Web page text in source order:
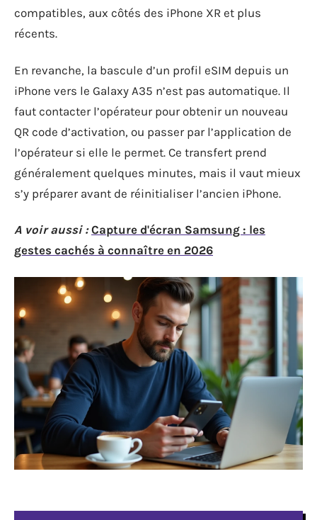
compatibles, aux côtés des iPhone XR et plus
récents.
En revanche, la bascule d’un profil eSIM depuis un
iPhone vers le Galaxy A35 n’est pas automatique. Il
faut contacter l’opérateur pour obtenir un nouveau
QR code d’activation, ou passer par l’application de
l’opérateur si elle le permet. Ce transfert prend
généralement quelques minutes, mais il vaut mieux
s’y préparer avant de réinitialiser l’ancien iPhone.
A voir aussi : Capture d'écran Samsung : les
gestes cachés à connaître en 2026